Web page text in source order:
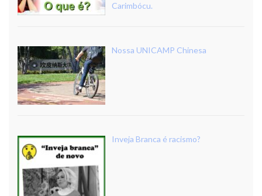
Carimbócu.
Nossa UNICAMP Chinesa
Inveja Branca é racismo?